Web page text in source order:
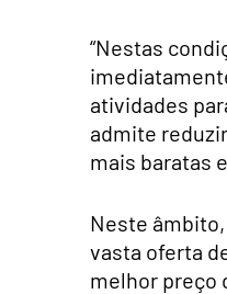
“Nestas
atividades
admite
mais baratas
Neste
vasta oferta
melhor preço